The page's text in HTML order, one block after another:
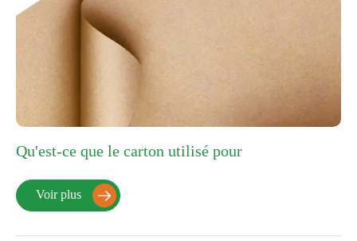
Qu'est-ce que le carton utilisé pour
Voir plus 